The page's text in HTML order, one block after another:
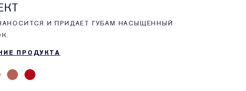
И ПРИДАЕТ ГУБАМ НАСЫЩЕННЫЙ
ПРОДУКТА